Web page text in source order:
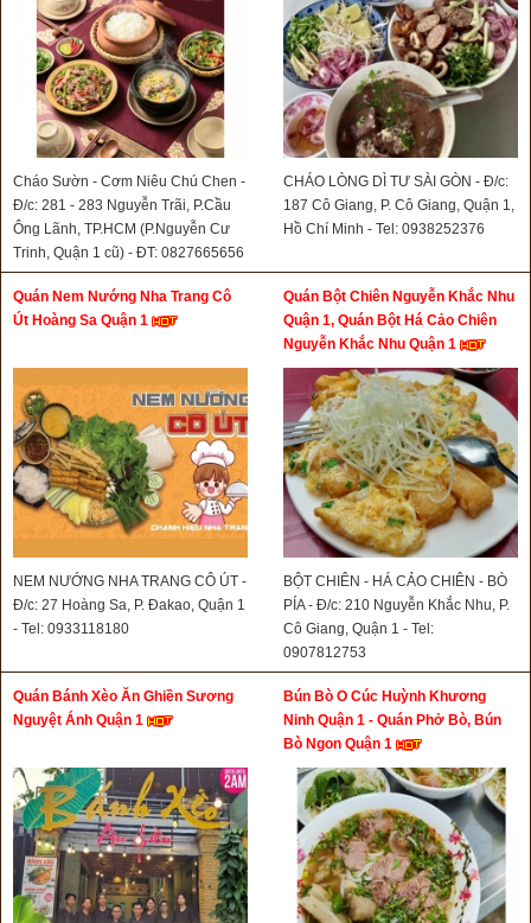
Cháo Sườn - Cơm Niêu Chú Chen -
Đ/c: 281 - 283 Nguyễn Trãi, P.Cầu
Ông Lãnh, TP.HCM (P.Nguyễn Cư
Trinh, Quận 1 cũ) - ĐT: 0827665656
CHÁO LÒNG DÌ TƯ SÀI GÒN - Đ/c:
187 Cô Giang, P. Cô Giang, Quận 1,
Hồ Chí Minh - Tel: 0938252376
Quán Nem Nướng Nha Trang Cô
Út Hoàng Sa Quận 1
NEM NƯỚNG NHA TRANG CÔ ÚT -
Đ/c: 27 Hoàng Sa, P. Đakao, Quận 1
- Tel: 0933118180
Quán Bột Chiên Nguyễn Khắc Nhu
Quận 1, Quán Bột Há Cảo Chiên
Nguyễn Khắc Nhu Quận 1
BỘT CHIÊN - HÁ CẢO CHIÊN - BÒ
PÍA - Đ/c: 210 Nguyễn Khắc Nhu, P.
Cô Giang, Quận 1 - Tel:
0907812753
Quán Bánh Xèo Ăn Ghiền Sương
Nguyệt Ánh Quận 1
Bún Bò O Cúc Huỳnh Khương
Ninh Quận 1 - Quán Phở Bò, Bún
Bò Ngon Quận 1